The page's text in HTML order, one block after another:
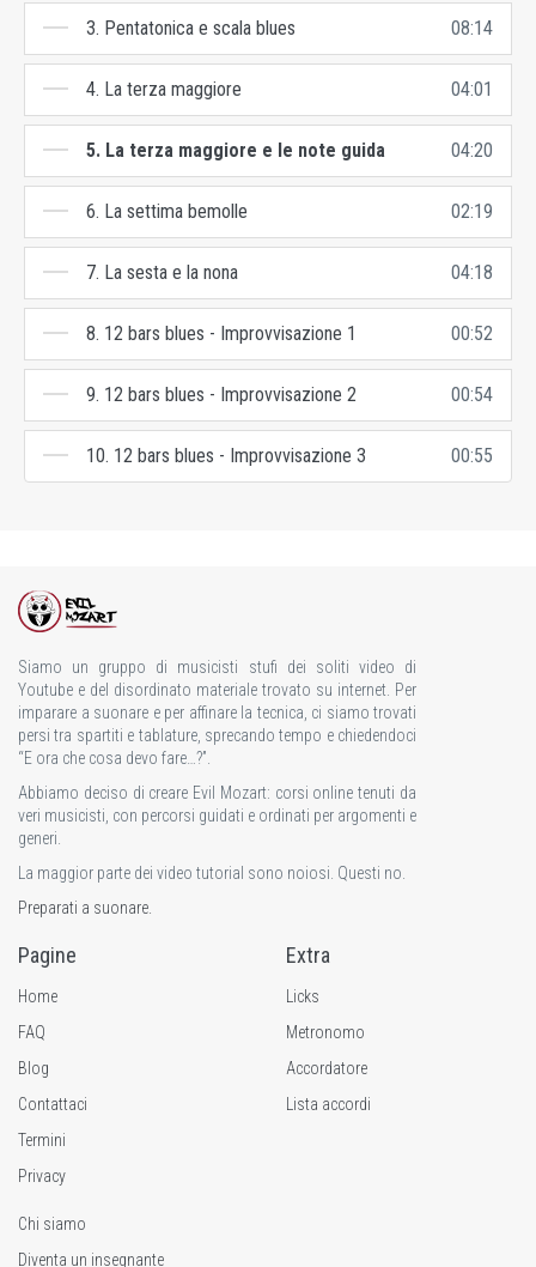
3. Pentatonica e scala blues 08:14
4. La terza maggiore 04:01
5. La terza maggiore e le note guida 04:20
6. La settima bemolle 02:19
7. La sesta e la nona 04:18
8. 12 bars blues - Improvvisazione 1 00:52
9. 12 bars blues - Improvvisazione 2 00:54
10. 12 bars blues - Improvvisazione 3 00:55
Siamo un gruppo di musicisti stufi dei soliti video di
Youtube e del disordinato materiale trovato su internet. Per
imparare a suonare e per affinare la tecnica, ci siamo trovati
persi tra spartiti e tablature, sprecando tempo e chiedendoci
“E ora che cosa devo fare…?”.
Abbiamo deciso di creare Evil Mozart: corsi online tenuti da
veri musicisti, con percorsi guidati e ordinati per argomenti e
generi.
La maggior parte dei video tutorial sono noiosi. Questi no.
Preparati a suonare.
Pagine
Home
FAQ
Blog
Contattaci
Termini
Privacy
Chi siamo
Diventa un insegnante
Extra
Licks
Metronomo
Accordatore
Lista accordi